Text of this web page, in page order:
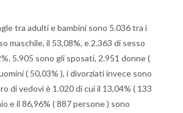
tra adulti e bambini sono 5.036 tra i
maschile, il 53,08%, e 2.363 di sesso
5.905 sono gli sposati, 2.951 donne (
( 50,03% ), i divorziati invece sono
di vedovi è 1.020 di cui il 13,04% ( 133
e il 86,96% ( 887 persone ) sono